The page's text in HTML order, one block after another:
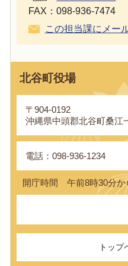
FAX：098-936-7474
この担当課にメー
北谷町役場
〒904-0192
沖縄県中頭郡北谷町桑江
電話：098-936-1234
開庁時間 午前8時30分か
トップ